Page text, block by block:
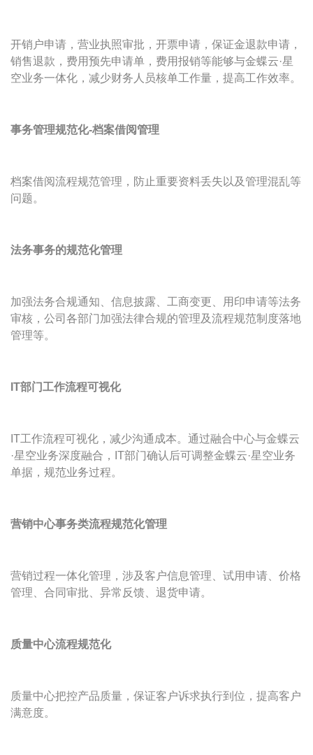
开销户申请，营业执照审批，开票申请，保证金退款申请，
销售退款，费用预先申请单，费用报销等能够与金蝶云·星
空业务一体化，减少财务人员核单工作量，提高工作效率。
事务管理规范化-档案借阅管理
档案借阅流程规范管理，防止重要资料丢失以及管理混乱等
问题。
法务事务的规范化管理
加强法务合规通知、信息披露、工商变更、用印申请等法务
审核，公司各部门加强法律合规的管理及流程规范制度落地
管理等。
IT部门工作流程可视化
IT工作流程可视化，减少沟通成本。通过融合中心与金蝶云
·星空业务深度融合，IT部门确认后可调整金蝶云·星空业务
单据，规范业务过程。
营销中心事务类流程规范化管理
营销过程一体化管理，涉及客户信息管理、试用申请、价格
管理、合同审批、异常反馈、退货申请。
质量中心流程规范化
质量中心把控产品质量，保证客户诉求执行到位，提高客户
满意度。